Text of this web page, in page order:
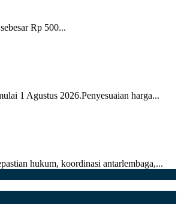
Rp 500...
1 Agustus 2026.Penyesuaian harga...
hukum, koordinasi antarlembaga,...